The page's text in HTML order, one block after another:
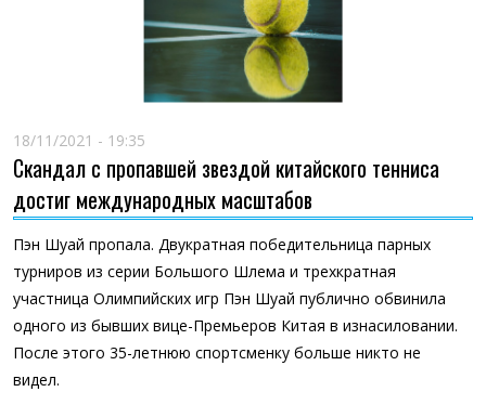
18/11/2021 - 19:35
Скандал с пропавшей звездой китайского тенниса
достиг международных масштабов
Пэн Шуай пропала. Двукратная победительница парных
турниров из серии Большого Шлема и трехкратная
участница Олимпийских игр Пэн Шуай публично обвинила
одного из бывших вице-Премьеров Китая в изнасиловании.
После этого 35-летнюю спортсменку больше никто не
видел.